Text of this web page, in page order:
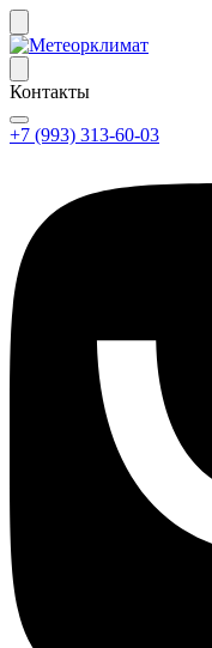
Контакты
+7 (993) 313-60-03